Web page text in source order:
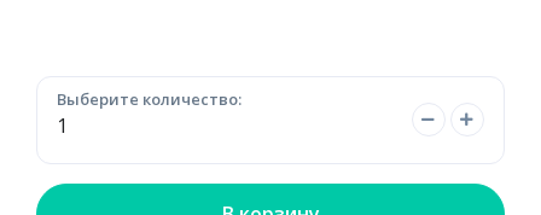
Выберите количество: